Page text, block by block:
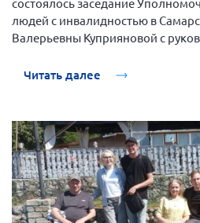
Конференция ОООИБРС
Конференция ОООИБРС 2021
Конференция ОООИБРС 2020
Первый съезд
Второй съезд
Третий съезд
Четвертый съезд
людей с инвалидностью в
Валерьевны Куприяновой с
Читать далее